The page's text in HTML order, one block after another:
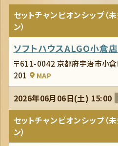
セットチャンピオンシップ（
ン）
ソフトハウスALGO小倉店
〒611-0042 京都府宇治市小
201
MAP
2026年06月06日(土) 15:00
セットチャンピオンシップ（
ン）